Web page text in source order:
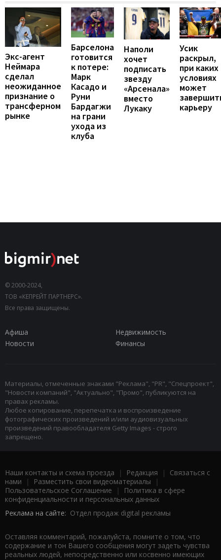
Экс-агент
Неймара
сделал
неожиданное
признание о
трансферном
рынке
Барселона
готовится
к потере:
Марк
Касадо и
Руни
Бардагжи
на грани
ухода из
клуба
Наполи
хочет
подписать
звезду
«Арсенала»
вместо
Лукаку
Усик
раскрыл,
при каких
условиях
может
карьеру
© 2000-2024,
ТОВ «КЕПРЕЙТ ПАРТНЕРС».
Все права защищены.
Афиша
Недвижимость
Новости
Финансы
Материалы, отмеченные знаками "Реклама", "PR", "Спецпроект",
"Новости компаний", "Актуально", "Промо", публикуются на
правах рекламы.
Любое копирование, перепечатка и воспроизведение
фотографических произведений и/или аудиовизуальных
произведений правообладателя Getty Images - строго
запрещено.
Наши контакты и схема проезда | Редакция | Связаться с
нами | Разместить свои видеоматериалы |
Пользовательское Соглашение |
Политика в сфере
конфиденциальности и персональных данных
Реклама на сайте: Отдел продаж digital рекламы
Оставляя комментарий, пожалуйста, помните о том, что
содержание и тон Вашего сообщения могут задеть чувства
реальных людей, непосредственно или косвенно имеющих